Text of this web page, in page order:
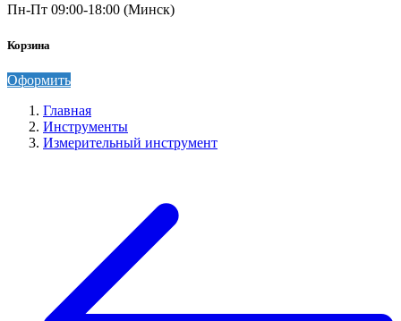
Пн-Пт 09:00-18:00 (Минск)
Корзина
Оформить
Главная
Инструменты
Измерительный инструмент